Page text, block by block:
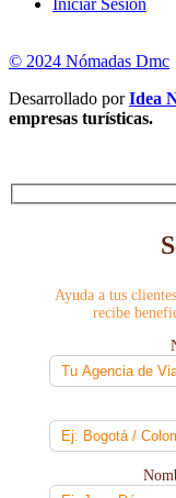
© 2024 Nómadas Dmc
Desarrollado porIdea
empresas turísticas.
Ayuda a tus
recibe